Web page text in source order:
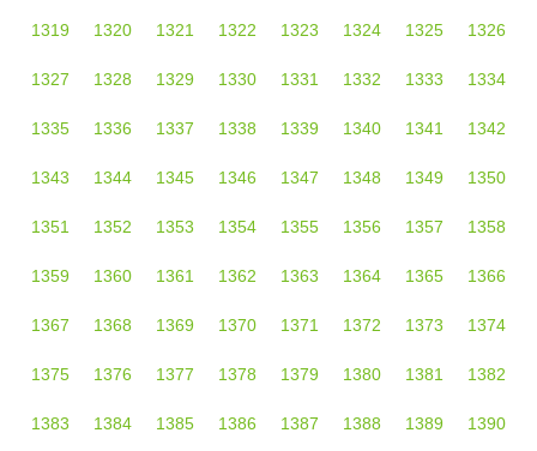
1319 1320 1321 1322 1323 1324 1325 1326
1327 1328 1329 1330 1331 1332 1333 1334
1335 1336 1337 1338 1339 1340 1341 1342
1343 1344 1345 1346 1347 1348 1349 1350
1351 1352 1353 1354 1355 1356 1357 1358
1359 1360 1361 1362 1363 1364 1365 1366
1367 1368 1369 1370 1371 1372 1373 1374
1375 1376 1377 1378 1379 1380 1381 1382
1383 1384 1385 1386 1387 1388 1389 1390